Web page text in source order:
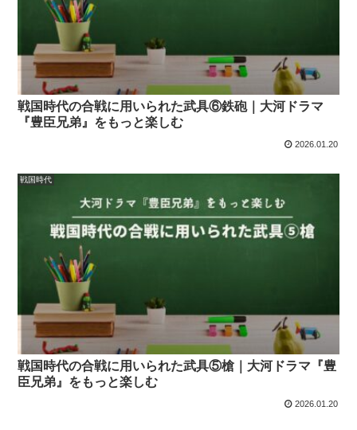
戦国時代の合戦に用いられた武具⑥鉄砲｜大河ドラマ
『豊臣兄弟』をもっと楽しむ
2026.01.20
戦国時代
戦国時代の合戦に用いられた武具⑤槍｜大河ドラマ『豊
臣兄弟』をもっと楽しむ
2026.01.20